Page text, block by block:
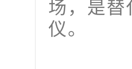
场，是替
仪。